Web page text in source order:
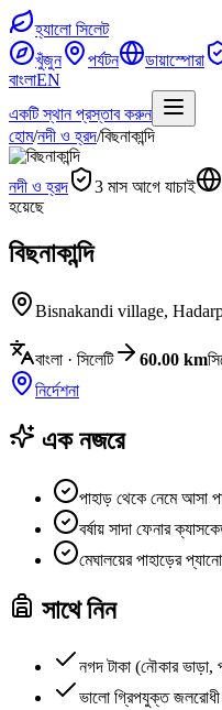
হ্যালো সিলেট
খুঁজুন
পর্যটন ডায়াস্পোরা
বাংলাEN
একটি স্থান প্রস্তাব করুন
হোম/নদী ও হ্রদ/বিছনাকান্দি
নদী ও হ্রদ 3 মাস আগে যাচাই
হয়েছে
বিছনাকান্দি
Bisnakandi village,
বাংলা · সিলেটি 60.00 km
নির্দেশনা
এক নজরে
পাহাড় থেকে নেমে আসা
বর্ষায় সাদা ফেনার
মেঘালয়ের পাহাড়ের
সাথে নিন
নগদ টাকা (নৌকার ভাড়া,
ভালো গ্রিপযুক্ত জলরোধী